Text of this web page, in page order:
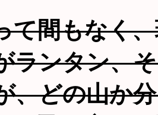
て間もなく
ランタン、
、どの山か